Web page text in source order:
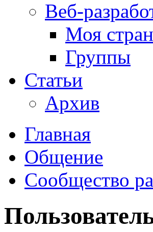
Веб-
Моя
Группы
Статьи
Архив
Главная
Общение
Сообщество